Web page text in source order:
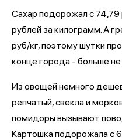
Сахар подорожал с 74,79
рублей за килограмм. А
руб/кг, поэтому шутки
конце города - больше не
Из овощей немного
репчатый, свекла и
помидоры вызывают
Картошка подорожала с